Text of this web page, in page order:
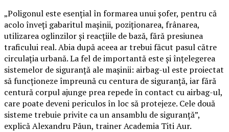
„Poligonul este esențial în formarea unui șofer, pentru că
acolo înveți gabaritul mașinii, poziționarea, frânarea,
utilizarea oglinzilor și reacțiile de bază, fără presiunea
traficului real. Abia după aceea ar trebui făcut pasul către
circulația urbană. La fel de importantă este și înțelegerea
sistemelor de siguranță ale mașinii: airbag-ul este proiectat
să funcționeze împreună cu centura de siguranță, iar fără
centură corpul ajunge prea repede în contact cu airbag-ul,
care poate deveni periculos în loc să protejeze. Cele două
sisteme trebuie privite ca un ansamblu de siguranță”,
explică Alexandru Păun, trainer Academia Titi Aur.